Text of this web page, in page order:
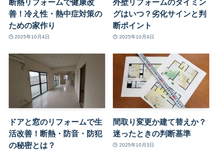
断熱リフォームで健康改
善！冷え性・熱中症対策の
ための家作り
2025年10月4日
外壁リフォームのタイミン
グはいつ？劣化サインと判
断ポイント
2025年10月4日
ドアと窓のリフォームで生
活改善！断熱・防音・防犯
の秘密とは？
間取り変更か建て替えか？
迷ったときの判断基準
2025年10月3日